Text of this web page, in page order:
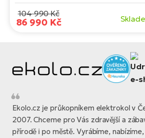
104 990 Kč
86 990 Kč
Ekolo.cz je průkopníkem elektrokol v
2007. Chceme pro Vás zdravější a
přírodě i po městě. Vyrábíme,